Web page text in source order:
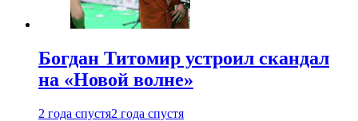
Богдан Титомир устроил скандал
на «Новой волне»
2 года спустя2 года спустя